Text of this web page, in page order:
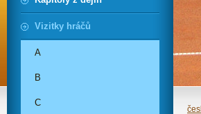
Vizitky hráčů
A
B
C